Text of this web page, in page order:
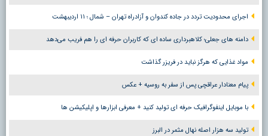
اجرای محدودیت تردد در جاده کندوان و آزادراه تهران – شمال ؛ ١١ اردیبهشت
دامنه های جعلی؛ کلاهبرداری ساده ای که کاربران حرفه ای را هم فریب می‌دهد
مواد غذایی که هرگز نباید در فریزر گذاشت
پیام معنادار عراقچی پس از سفر به روسیه + عکس
با موبایل اینفوگرافیک حرفه ای تولید کنید + معرفی ابزارها و اپلیکیشن ها
تولید سه هزار اصله نهال مثمر در البرز